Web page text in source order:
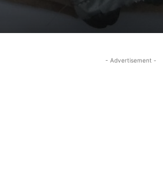
- Advertisement -